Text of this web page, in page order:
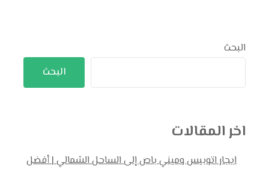
البحث
البحث
اخر المقالات
ايجار اتوبيس وميني باص إلى الساحل الشمالي | أفضل